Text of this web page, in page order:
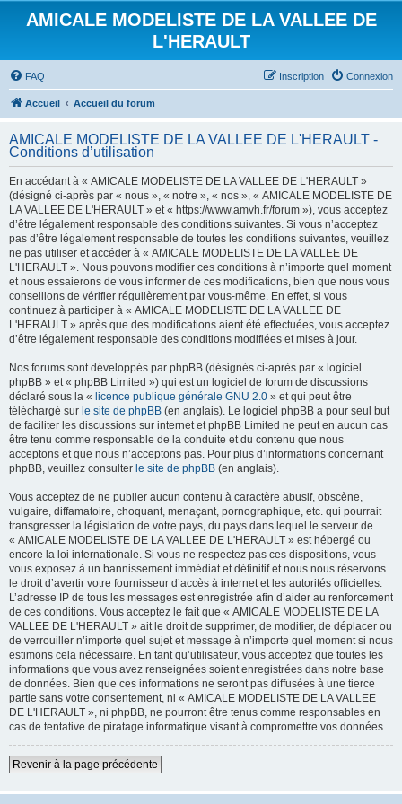
AMICALE MODELISTE DE LA VALLEE DE
L'HERAULT
FAQ Connexion
Inscription
Accueil Accueil du forum
AMICALE MODELISTE DE LA VALLEE DE L'HERAULT -
Conditions d’utilisation
En accédant à « AMICALE MODELISTE DE LA VALLEE DE L'HERAULT »
(désigné ci-après par « nous », « notre », « nos », « AMICALE MODELISTE DE
LA VALLEE DE L'HERAULT » et « https://www.amvh.fr/forum »), vous acceptez
d’être légalement responsable des conditions suivantes. Si vous n’acceptez
pas d’être légalement responsable de toutes les conditions suivantes, veuillez
ne pas utiliser et accéder à « AMICALE MODELISTE DE LA VALLEE DE
L'HERAULT ». Nous pouvons modifier ces conditions à n’importe quel moment
et nous essaierons de vous informer de ces modifications, bien que nous vous
conseillons de vérifier régulièrement par vous-même. En effet, si vous
continuez à participer à « AMICALE MODELISTE DE LA VALLEE DE
L'HERAULT » après que des modifications aient été effectuées, vous acceptez
d’être légalement responsable des conditions modifiées et mises à jour.
Nos forums sont développés par phpBB (désignés ci-après par « logiciel
phpBB » et « phpBB Limited ») qui est un logiciel de forum de discussions
déclaré sous la « licence publique générale GNU 2.0 » et qui peut être
téléchargé sur le site de phpBB (en anglais). Le logiciel phpBB a pour seul but
de faciliter les discussions sur internet et phpBB Limited ne peut en aucun cas
être tenu comme responsable de la conduite et du contenu que nous
acceptons et que nous n’acceptons pas. Pour plus d’informations concernant
phpBB, veuillez consulter le site de phpBB (en anglais).
Vous acceptez de ne publier aucun contenu à caractère abusif, obscène,
vulgaire, diffamatoire, choquant, menaçant, pornographique, etc. qui pourrait
transgresser la législation de votre pays, du pays dans lequel le serveur de
« AMICALE MODELISTE DE LA VALLEE DE L'HERAULT » est hébergé ou
encore la loi internationale. Si vous ne respectez pas ces dispositions, vous
vous exposez à un bannissement immédiat et définitif et nous nous réservons
le droit d’avertir votre fournisseur d’accès à internet et les autorités officielles.
L’adresse IP de tous les messages est enregistrée afin d’aider au renforcement
de ces conditions. Vous acceptez le fait que « AMICALE MODELISTE DE LA
VALLEE DE L'HERAULT » ait le droit de supprimer, de modifier, de déplacer ou
de verrouiller n’importe quel sujet et message à n’importe quel moment si nous
estimons cela nécessaire. En tant qu’utilisateur, vous acceptez que toutes les
informations que vous avez renseignées soient enregistrées dans notre base
de données. Bien que ces informations ne seront pas diffusées à une tierce
partie sans votre consentement, ni « AMICALE MODELISTE DE LA VALLEE
DE L'HERAULT », ni phpBB, ne pourront être tenus comme responsables en
cas de tentative de piratage informatique visant à compromettre vos données.
Revenir à la page précédente